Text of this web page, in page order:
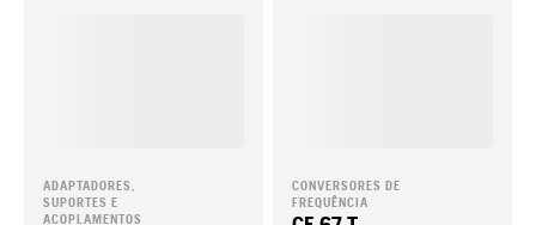
ADAPTADORES,
SUPORTES E
ACOPLAMENTOS
CONVERSORES DE
FREQUÊNCIA